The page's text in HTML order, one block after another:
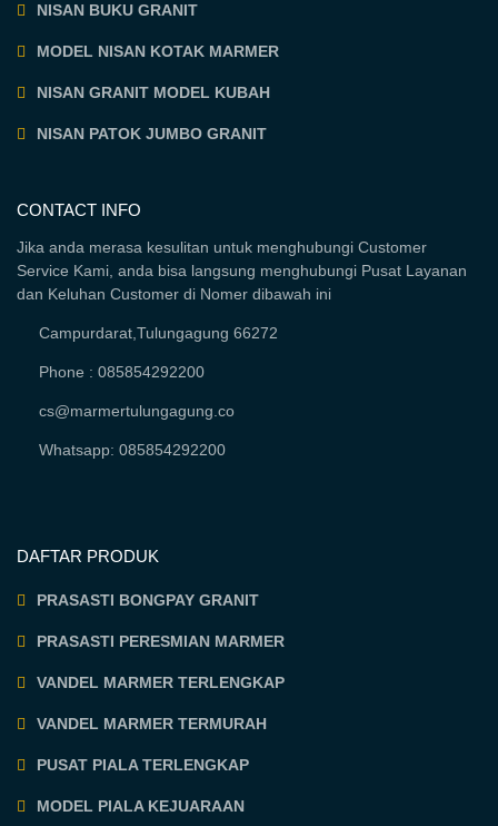
NISAN BUKU GRANIT
MODEL NISAN KOTAK MARMER
NISAN GRANIT MODEL KUBAH
NISAN PATOK JUMBO GRANIT
CONTACT INFO
Jika anda merasa kesulitan untuk menghubungi Customer
Service Kami, anda bisa langsung menghubungi Pusat Layanan
dan Keluhan Customer di Nomer dibawah ini
Campurdarat,Tulungagung 66272
Phone : 085854292200
cs@marmertulungagung.co
Whatsapp: 085854292200
DAFTAR PRODUK
PRASASTI BONGPAY GRANIT
PRASASTI PERESMIAN MARMER
VANDEL MARMER TERLENGKAP
VANDEL MARMER TERMURAH
PUSAT PIALA TERLENGKAP
MODEL PIALA KEJUARAAN